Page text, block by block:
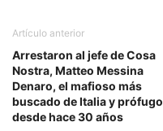
Artículo anterior
Arrestaron al jefe de Cosa
Nostra, Matteo Messina
Denaro, el mafioso más
buscado de Italia y prófugo
desde hace 30 años